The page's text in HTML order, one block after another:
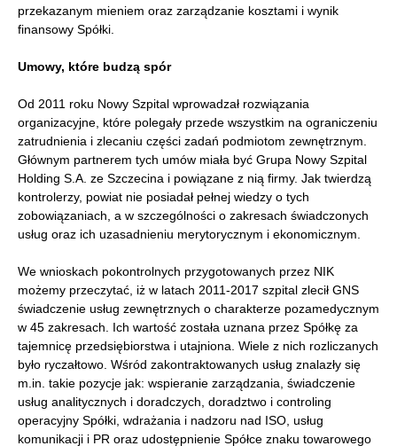
przekazanym mieniem oraz zarządzanie kosztami i wynik
finansowy Spółki.
Umowy, które budzą spór
Od 2011 roku Nowy Szpital wprowadzał rozwiązania
organizacyjne, które polegały przede wszystkim na ograniczeniu
zatrudnienia i zlecaniu części zadań podmiotom zewnętrznym.
Głównym partnerem tych umów miała być Grupa Nowy Szpital
Holding S.A. ze Szczecina i powiązane z nią firmy. Jak twierdzą
kontrolerzy, powiat nie posiadał pełnej wiedzy o tych
zobowiązaniach, a w szczególności o zakresach świadczonych
usług oraz ich uzasadnieniu merytorycznym i ekonomicznym.
We wnioskach pokontrolnych przygotowanych przez NIK
możemy przeczytać, iż w latach 2011-2017 szpital zlecił GNS
świadczenie usług zewnętrznych o charakterze pozamedycznym
w 45 zakresach. Ich wartość została uznana przez Spółkę za
tajemnicę przedsiębiorstwa i utajniona. Wiele z nich rozliczanych
było ryczałtowo. Wśród zakontraktowanych usług znalazły się
m.in. takie pozycje jak: wspieranie zarządzania, świadczenie
usług analitycznych i doradczych, doradztwo i controling
operacyjny Spółki, wdrażania i nadzoru nad ISO, usług
komunikacji i PR oraz udostępnienie Spółce znaku towarowego